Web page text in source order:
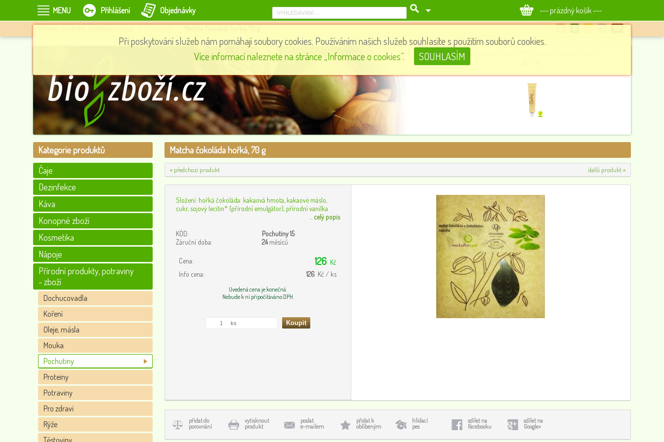
MENU Přihlášení Objednávky --- prázdný košík ---
Hydratační dezinfekční gel na ruce s alkoholem, AN-COR19 100ml
BIO RAW Kokosový olej Velikonoční edice, 360 ml
129 0
Kategorie produktů
Čaje
Dezinfekce
Káva
Konopné zboží
Kosmetika
Nápoje
Přírodní produkty, potraviny
- zboží
Dochucovadla
Koření
Oleje, másla
Mouka
Pochutiny
Proteiny
Potraviny
Pro zdraví
Rýže
Těstoviny
Matcha čokoláda hořká, 70 g
« předchozí produkt další produkt »
Složení: hořká čokoláda: kakaová hmota, kakaové máslo,
cukr, sojový lecitin* (přírodní emulgátor), přírodní vanilka
celý popis
KÓD:
Pochutiny 15
Záruční doba:
24měsíců
Cena: 126 Kč
Info cena:
126 Kč / ks
Uvedená cena je konečná.
Nebude k ní připočítáváno DPH.
přidat do
porovnání
vytisknout
produkt
poslat
e-mailem
přidat k
oblíbeným
hlídací
pes
sdílet na
Facebooku
sdílet na
Google+
Při poskytování služeb nám pomáhají soubory cookies. Používáním našich služeb souhlasíte s použitím souborů cookies.
Více informací naleznete na stránce „Informace o cookies”.
SOUHLASÍM